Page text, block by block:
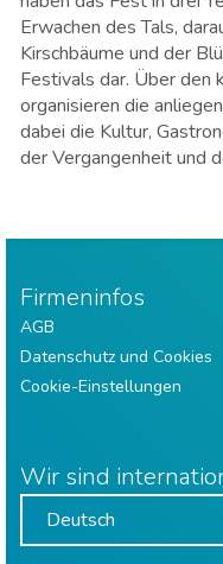
Erwachen des Tals,
Kirschbäume und der
Festivals dar. Über
organisieren die
dabei die Kultur,
der Vergangenheit und
Firmeninfos
AGB
Datenschutz und Cookies
Cookie-Einstellungen
Wir sind